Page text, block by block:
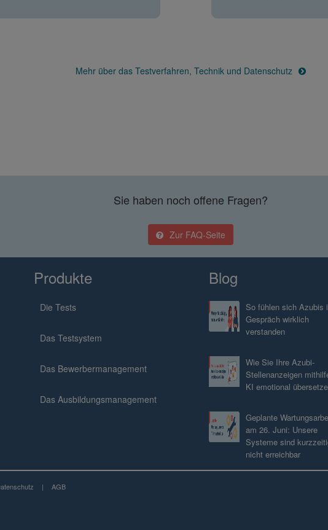
Mehr über das Testverfahren, Technik und Datenschutz
Sie haben noch offene Fragen?
Zur FAQ-Seite
Produkte
Die Tests
Das Testsystem
Das Bewerbermanagement
Das Ausbildungsmanagement
Blog
So fühlen sich Azubis
Gespräch wirklich
verstanden
Wie Sie Ihre Azubi-
Stellenanzeigen
KI emotional
Geplante
am 26. Juni: Unsere
Systeme sind
nicht erreichbar
| AGB